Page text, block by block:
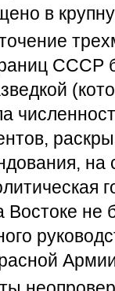
в
СССР
на
Востоке не